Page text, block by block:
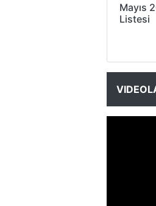
Mayıs
Listesi